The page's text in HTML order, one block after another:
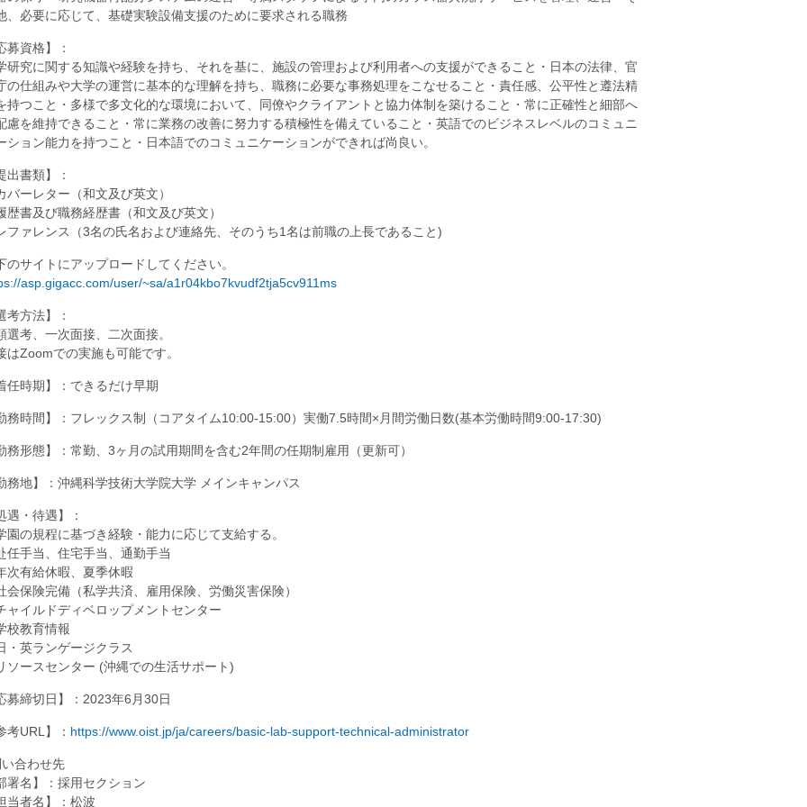
、必要に応じて、基礎実験設備支援のために要求される職務
募資格】：
研究に関する知識や経験を持ち、それを基に、施設の管理および利用者への支援ができること・日本の法律、官
の仕組みや大学の運営に基本的な理解を持ち、職務に必要な事務処理をこなせること・責任感、公平性と遵法精
持つこと・多様で多文化的な環境において、同僚やクライアントと協力体制を築けること・常に正確性と細部へ
慮を維持できること・常に業務の改善に努力する積極性を備えていること・英語でのビジネスレベルのコミュニ
ション能力を持つこと・日本語でのコミュニケーションができれば尚良い。
出書類】：
バーレター（和文及び英文）
歴書及び職務経歴書（和文及び英文）
ファレンス（3名の氏名および連絡先、そのうち1名は前職の上長であること)
のサイトにアップロードしてください。
asp.gigacc.com/user/~sa/a1r04kbo7kvudf2tja5cv911ms
考方法】：
選考、一次面接、二次面接。
はZoomでの実施も可能です。
任時期】：できるだけ早期
務時間】：フレックス制（コアタイム10:00-15:00）実働7.5時間×月間労働日数(基本労働時間9:00-17:30)
務形態】：常勤、3ヶ月の試用期間を含む2年間の任期制雇用（更新可）
務地】：沖縄科学技術大学院大学 メインキャンパス
遇・待遇】：
園の規程に基づき経験・能力に応じて支給する。
任手当、住宅手当、通勤手当
次有給休暇、夏季休暇
会保険完備（私学共済、雇用保険、労働災害保険）
ャイルドディベロップメントセンター
校教育情報
・英ランゲージクラス
ソースセンター (沖縄での生活サポート)
募締切日】：2023年6月30日
考URL】： https://www.oist.jp/ja/careers/basic-lab-support-technical-administrator
合わせ先
署名】：採用セクション
当者名】：松波